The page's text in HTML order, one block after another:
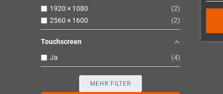
1920 × 1080
2
2560 × 1600
2
Touchscreen
Ja
4
MEHR FILTER